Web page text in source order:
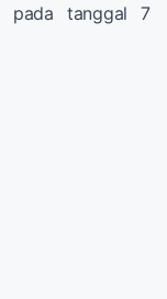
pada tanggal 7